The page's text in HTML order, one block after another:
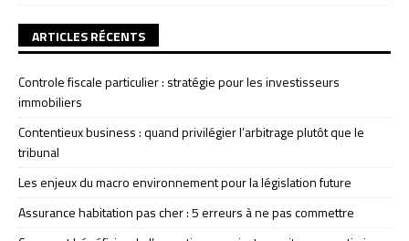
ARTICLES RÉCENTS
Controle fiscale particulier : stratégie pour les investisseurs
immobiliers
Contentieux business : quand privilégier l’arbitrage plutôt que le
tribunal
Les enjeux du macro environnement pour la législation future
Assurance habitation pas cher : 5 erreurs à ne pas commettre